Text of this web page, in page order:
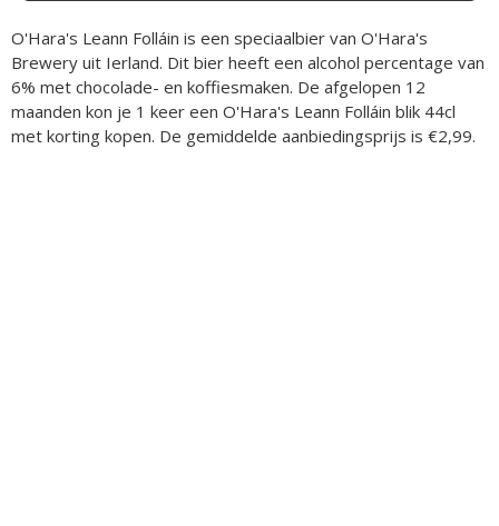
O'Hara's Leann Folláin is een speciaalbier van O'Hara's
Brewery uit Ierland. Dit bier heeft een alcohol percentage van
6% met chocolade- en koffiesmaken. De afgelopen 12
maanden kon je 1 keer een O'Hara's Leann Folláin blik 44cl
met korting kopen. De gemiddelde aanbiedingsprijs is €2,99.